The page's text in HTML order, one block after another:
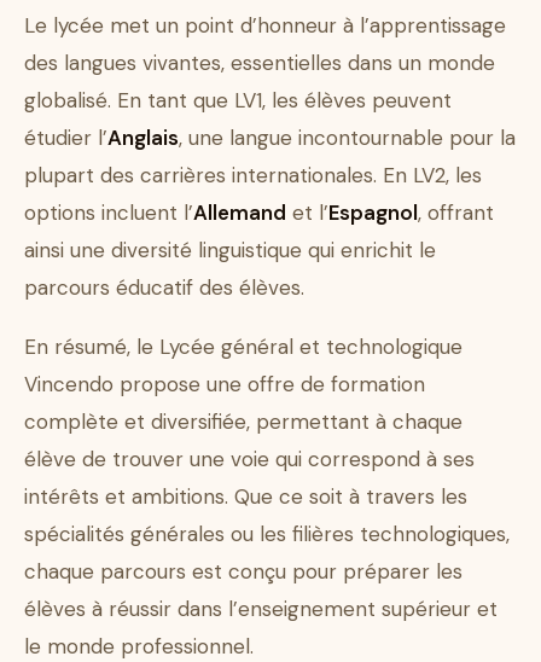
Le lycée met un point d’honneur à l’apprentissage
des langues vivantes, essentielles dans un monde
globalisé. En tant que LV1, les élèves peuvent
étudier l’Anglais, une langue incontournable pour la
plupart des carrières internationales. En LV2, les
options incluent l’Allemand et l’Espagnol, offrant
ainsi une diversité linguistique qui enrichit le
parcours éducatif des élèves.
En résumé, le Lycée général et technologique
Vincendo propose une offre de formation
complète et diversifiée, permettant à chaque
élève de trouver une voie qui correspond à ses
intérêts et ambitions. Que ce soit à travers les
spécialités générales ou les filières technologiques,
chaque parcours est conçu pour préparer les
élèves à réussir dans l’enseignement supérieur et
le monde professionnel.